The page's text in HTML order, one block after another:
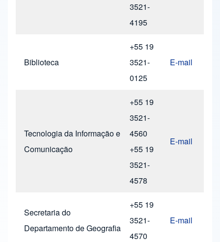
3521-
4195
Biblioteca
+55 19
3521-
0125
E-mail
Tecnologia da Informação e
Comunicação
+55 19
3521-
4560
+55 19
3521-
4578
E-mail
Secretaria do
Departamento de Geografia
+55 19
3521-
4570
E-mail